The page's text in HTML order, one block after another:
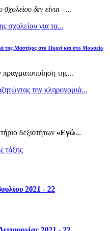
δεν είναι –...
σχολείου για τα...
της Μαστίχας στο Πυργί και στο Μουσείο
της...
την κληρονομιά...
δεξιοτήτων «Εγώ...
τάξης
2021 - 22